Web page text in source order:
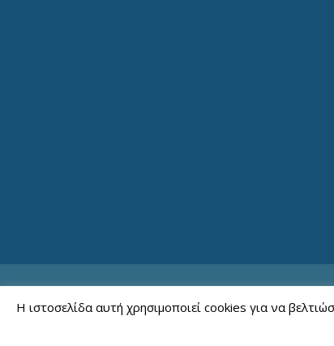
Η ιστοσελίδα αυτή χρησιμοποιεί cookies για να